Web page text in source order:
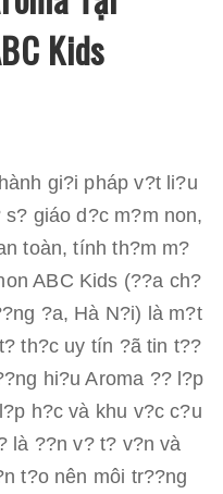
Kids
gi?i pháp v?t li?u
giáo d?c m?m non,
toàn, tính th?m m?
ABC Kids (??a ch?
?a, Hà N?i) là m?t
th?c uy tín ?ã tin t??
hi?u Aroma ?? l?p
h?c và khu v?c c?u
là ??n v? t? v?n và
t?o nên môi tr??ng